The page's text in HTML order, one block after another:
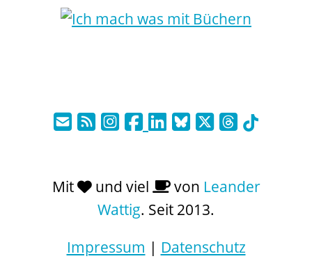
Mit und viel von Leander
Wattig. Seit 2013.
Impressum | Datenschutz